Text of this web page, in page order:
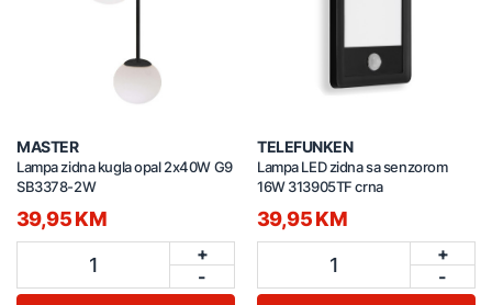
MASTER
Lampa zidna kugla opal 2x40W G9
SB3378-2W
39,95 KM
1
+
-
TELEFUNKEN
Lampa LED zidna sa senzorom
16W 313905TF crna
39,95 KM
1
+
-